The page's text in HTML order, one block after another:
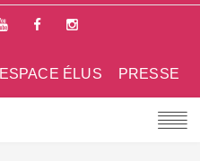
PRESSE
ESPACE ÉLUS